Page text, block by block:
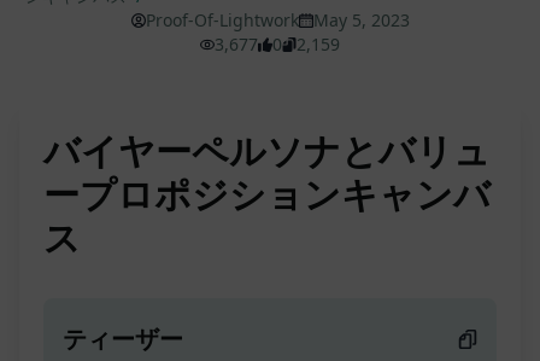
Proof-Of-Lightwork
May 5, 2023
3,677
0 2,159
バイヤーペルソナとバリュ
ープロポジションキャンバ
ス
ティーザー